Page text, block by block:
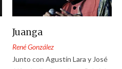
Juanga
René González
Junto con Agustín Lara y José